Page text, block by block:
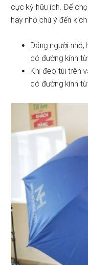
cực kỳ hữu ích. Để
hãy nhớ chú ý đến
Dáng người
có đường kính
Khi đeo túi trên
có đường kính